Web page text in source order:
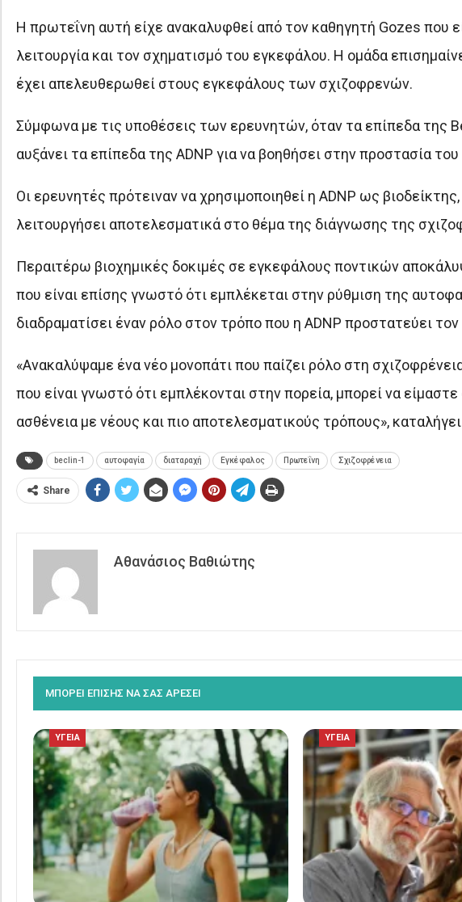
Η πρωτεΐνη αυτή είχε ανακαλυφθεί από τον καθηγητή Gozes που
λειτουργία και τον σχηματισμό του εγκεφάλου. Η ομάδα
έχει απελευθερωθεί στους εγκεφάλους των σχιζοφρενών.
Σύμφωνα με τις υποθέσεις των ερευνητών, όταν τα επίπεδα της
αυξάνει τα επίπεδα της ADNP για να βοηθήσει στην προστασία
Οι ερευνητές πρότειναν να χρησιμοποιηθεί η ADNP ως
λειτουργήσει αποτελεσματικά στο θέμα της διάγνωσης της
Περαιτέρω βιοχημικές δοκιμές σε εγκεφάλους ποντικών
που είναι επίσης γνωστό ότι εμπλέκεται στην ρύθμιση της
διαδραματίσει έναν ρόλο στον τρόπο που η ADNP προστατεύει
«Ανακαλύψαμε ένα νέο μονοπάτι που παίζει ρόλο στη
που είναι γνωστό ότι εμπλέκονται στην πορεία, μπορεί να
ασθένεια με νέους και πιο αποτελεσματικούς τρόπους»,
beclin-1 αυτοφαγία διαταραχή Εγκέφαλος Πρωτεΐνη Σχιζοφρένεια
Share
Αθανάσιος Βαθιώτης
ΜΠΟΡΕΙ ΕΠΙΣΗΣ ΝΑ ΣΑΣ ΑΡΕΣΕΙ
ΥΓΕΙΑ ΥΓΕΙΑ